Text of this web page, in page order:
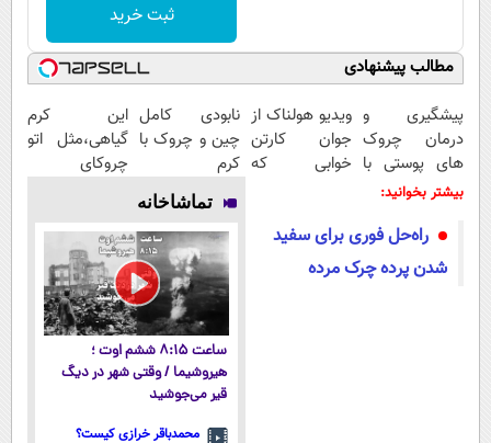
ثبت خرید
مطالب پیشنهادی
پیشگیری و
درمان چروک
های پوستی با
این روش امن
ویدیو هولناک از
جوان کارتن
خوابی که
نابودی کامل
چین و چروک با
کرم
این کرم
گیاهی،مثل اتو
چروکای
بیشتر بخوانید:
راه‌حل فوری برای سفید
شدن پرده چرک مرده
تماشاخانه
ساعت ۸:۱۵ ششم اوت ؛
هیروشیما / وقتی شهر در دیگ
قیر می‌جوشید
محمدباقر خرازی کیست؟